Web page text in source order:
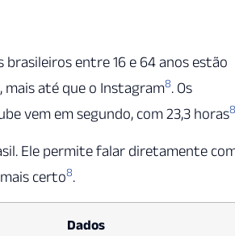
entre 16 e 64 anos estão
mais até que o Instagram8. Os
vem em segundo, com 23,3 horas8
Ele permite falar diretamente
certo8.
Dados